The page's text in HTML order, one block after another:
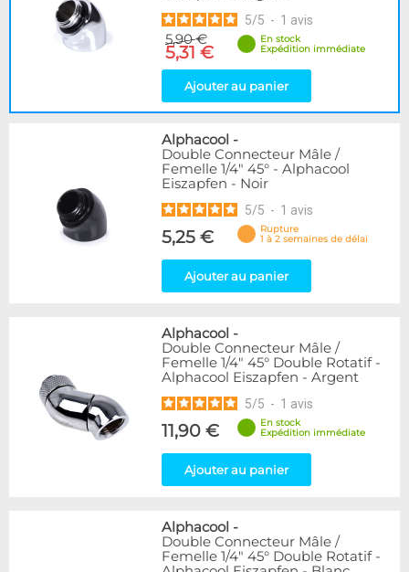
5/5 - 1 avis
5,90 €
5,31 €
En stock
Expédition immédiate
Ajouter au panier
Alphacool -
Double Connecteur Mâle /
Femelle 1/4" 45° - Alphacool
Eiszapfen - Noir
5/5 - 1 avis
5,25 €
Rupture
1 à 2 semaines de délai
Ajouter au panier
Alphacool -
Double Connecteur Mâle /
Femelle 1/4" 45° Double Rotatif -
Alphacool Eiszapfen - Argent
5/5 - 1 avis
11,90 €
En stock
Expédition immédiate
Ajouter au panier
Alphacool -
Double Connecteur Mâle /
Femelle 1/4" 45° Double Rotatif -